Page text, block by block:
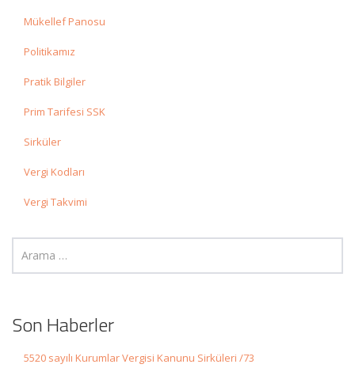
Mükellef Panosu
Politikamız
Pratik Bilgiler
Prim Tarifesi SSK
Sirküler
Vergi Kodları
Vergi Takvimi
Son Haberler
5520 sayılı Kurumlar Vergisi Kanunu Sirküleri /73